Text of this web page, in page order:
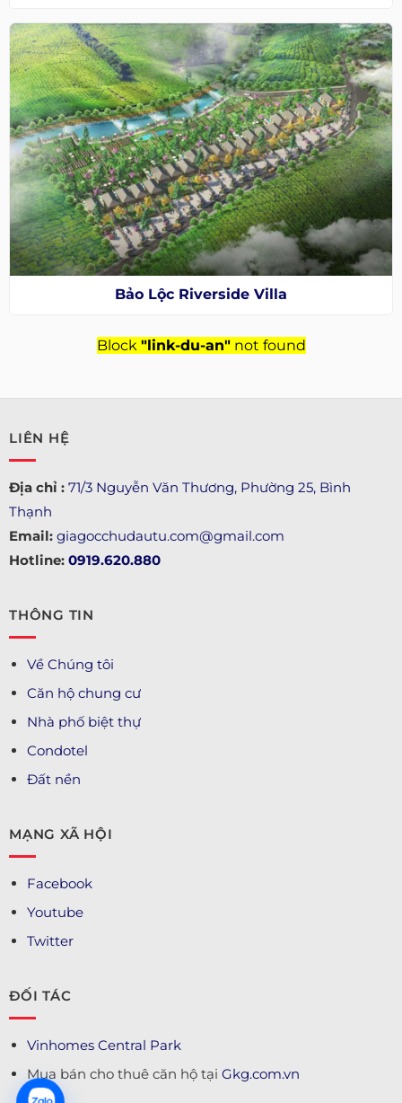
Bảo Lộc Riverside Villa
Block "link-du-an"not found
LIÊN HỆ
Địa chỉ : 71/3 Nguyễn Văn Thương, Phường 25, Bình
Thạnh
Email: giagocchudautu.com@gmail.com
Hotline: 0919.620.880
THÔNG TIN
Về Chúng tôi
Căn hộ chung cư
Nhà phố biệt thự
Condotel
Đất nền
MẠNG XÃ HỘI
Facebook
Youtube
Twitter
ĐỐI TÁC
Vinhomes Central Park
Mua bán cho thuê căn hộ tại Gkg.com.vn